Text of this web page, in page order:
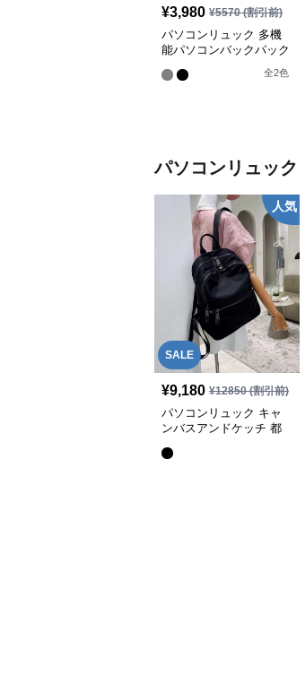
¥3,980 ¥5570(割引前)
パソコンリュック 多機
能パソコンバックパック
全2色
パソコンリュック
SALE
人気
¥9,180 ¥12850(割引前)
パソコンリュック キャ
ンバスアンドケッチ 都